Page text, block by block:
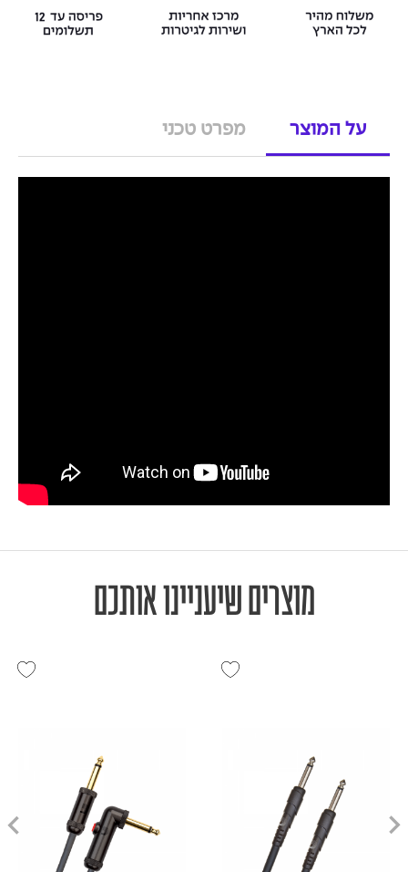
על המוצר מפרט טכני
מוצרים שיעניינו אותכם